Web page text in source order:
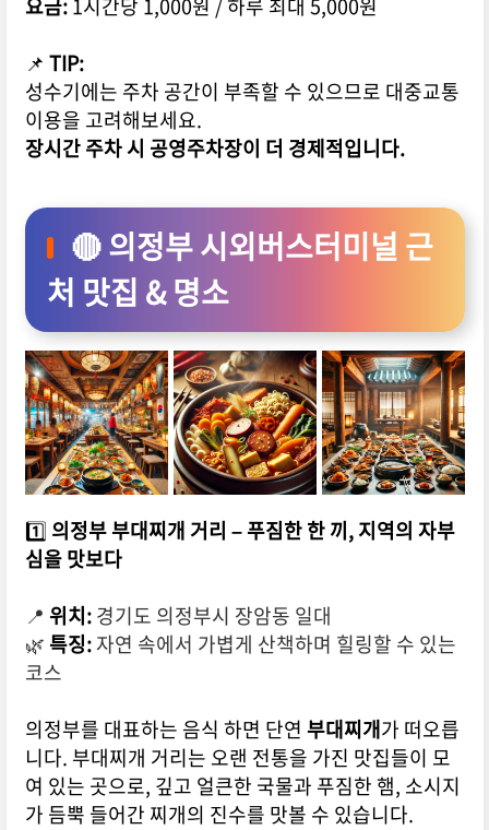
📌 TIP:
성수기에는 주차 공간이 부족할 수 있으므로 대중교통
이용을 고려해보세요.
장시간 주차 시 공영주차장이 더 경제적입니다.
🔴 의정부 시외버스터미널 근
처 맛집 & 명소
1️⃣ 의정부 부대찌개 거리 – 푸짐한 한 끼, 지역의 자부
심을 맛보다
📍 위치:경기도 의정부시 장암동 일대
🌿 특징:자연 속에서 가볍게 산책하며 힐링할 수 있는
코스
의정부를 대표하는 음식 하면 단연 부대찌개가 떠오릅
니다. 부대찌개 거리는 오랜 전통을 가진 맛집들이 모
여 있는 곳으로, 깊고 얼큰한 국물과 푸짐한 햄, 소시지
가 듬뿍 들어간 찌개의 진수를 맛볼 수 있습니다.